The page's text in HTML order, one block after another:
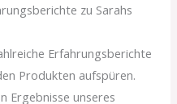
zu Sarahs
Erfahrungsberichte
Produkten aufspüren.
Ergebnisse unseres